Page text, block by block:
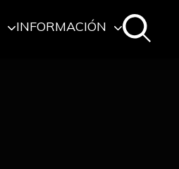
INFORMACIÓN